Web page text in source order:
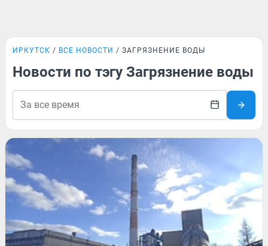
ИРКУТСК ВСЕ НОВОСТИ ЗАГРЯЗНЕНИЕ ВОДЫ
Новости по тэгу Загрязнение воды